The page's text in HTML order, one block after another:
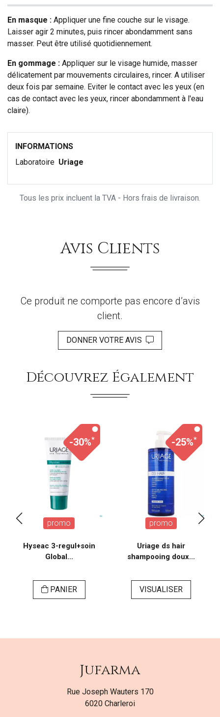
En masque : Appliquer une fine couche sur le visage.
Laisser agir 2 minutes, puis rincer abondamment sans
masser. Peut être utilisé quotidiennement.
En gommage : Appliquer sur le visage humide, masser
délicatement par mouvements circulaires, rincer. A utiliser
deux fois par semaine. Eviter le contact avec les yeux (en
cas de contact avec les yeux, rincer abondamment à l'eau
claire).
INFORMATIONS
Laboratoire Uriage
Tous les prix incluent la TVA - Hors frais de livraison.
Avis Clients
Ce produit ne comporte pas encore d’avis
client.
DONNER VOTRE AVIS
Découvrez Également
-30%*
promo
Hyseac 3-regul+soin
Global...
PANIER
-25%*
promo
Uriage ds hair
shampooing doux...
VISUALISER
Jufarma
Rue Joseph Wauters 170
6020 Charleroi